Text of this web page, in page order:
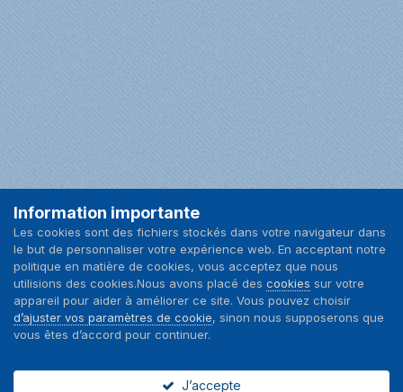
Langue Nous contacter
Facebook
Information importante
Les cookies sont des fichiers stockés dans votre navigateur dans
le but de personnaliser votre expérience web. En acceptant notre
politique en matière de cookies, vous acceptez que nous
utilisions des cookies.Nous avons placé des cookies sur votre
appareil pour aider à améliorer ce site. Vous pouvez choisir
d’ajuster vos paramètres de cookie, sinon nous supposerons que
vous êtes d’accord pour continuer.
J’accepte